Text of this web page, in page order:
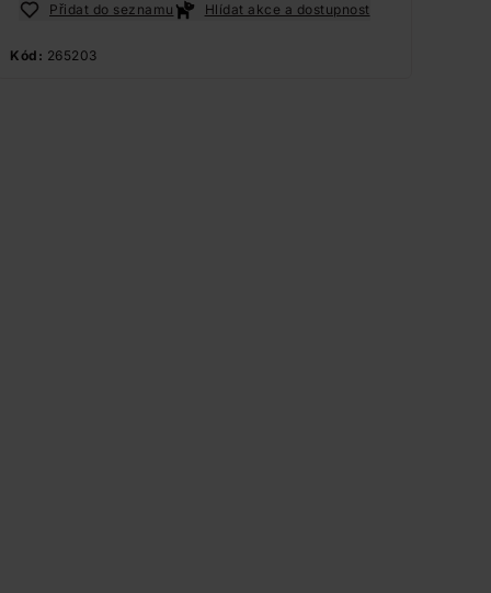
Přidat do seznamu Hlídat akce a dostupnost
Kód: 265203